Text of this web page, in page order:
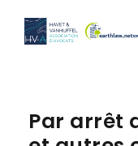
Par arrêt